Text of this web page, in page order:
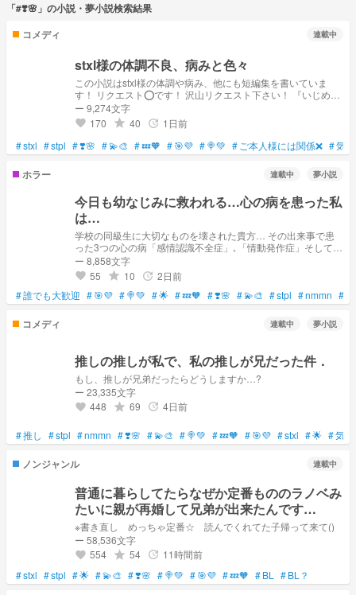
「#❣️🌸」の小説・夢小説検索結果
コメディ
連載中
stxl様の体調不良、病みと色々
この小説はstxl様の体調や病み、他にも短編集を書いていま
す！ リクエスト️⭕️です！ 沢山リクエスト下さい！ 『いじめ、
体調不良編』の続き？の小説になっているのでよかったらそち
らも読んでみてください。お願いします。 参考️⭕️です。 ※卒業
生の💫🎨くんが居ます。
ー 9,274文字
favorite 170 grade 40 update 1日前
#stxl #stpl #❣️🌸 #💫🎨 #💤🧡 #🎯💜 #🍭💚 # ご本人様には関係❌ #気
ホラー 連載中 夢小説
今日も幼なじみに救われる…心の病を患った私
は…
学校の同級生に大切なものを壊された貴方… その出来事で患
った3つの心の病「感情認識不全症」､「情動発作症」そして
「情動不安定症」果たして幼なじみによって心の病気を治すこ
とはできるのか… 暴力表現＆流血表現＆過呼吸＆精神的暴力
ありかも…
ー 8,858文字
favorite 55 grade 10 update 2日前
#誰でも大歓迎 #🎯💜 #🍭💚 #🌟 #💤🧡 #❣️🌸 #💫🎨 #stpl #nmmn #
コメディ 連載中 夢小説
推しの推しが私で、私の推しが兄だった件．
もし、推しが兄弟だったらどうしますか…?
ー 23,335文字
favorite 448 grade 69 update 4日前
#推し #stpl #nmmn #❣️🌸 #💫🎨 #🍭💚 #💤🧡 #🎯💜 #stxl #🌟 #気
ノンジャンル 連載中
普通に暮らしてたらなぜか定番もののラノベみ
たいに親が再婚して兄弟が出来たんです
が????
※書き直し めっちゃ定番☆ 読んでくれてた子帰って来て()
ー 58,536文字
favorite 554 grade 54 update 11時間前
#stxl #stpl #🌟 #💫🎨 #❣️🌸 #🍭💚 #🎯💜 #💤🧡 #BL #BL？